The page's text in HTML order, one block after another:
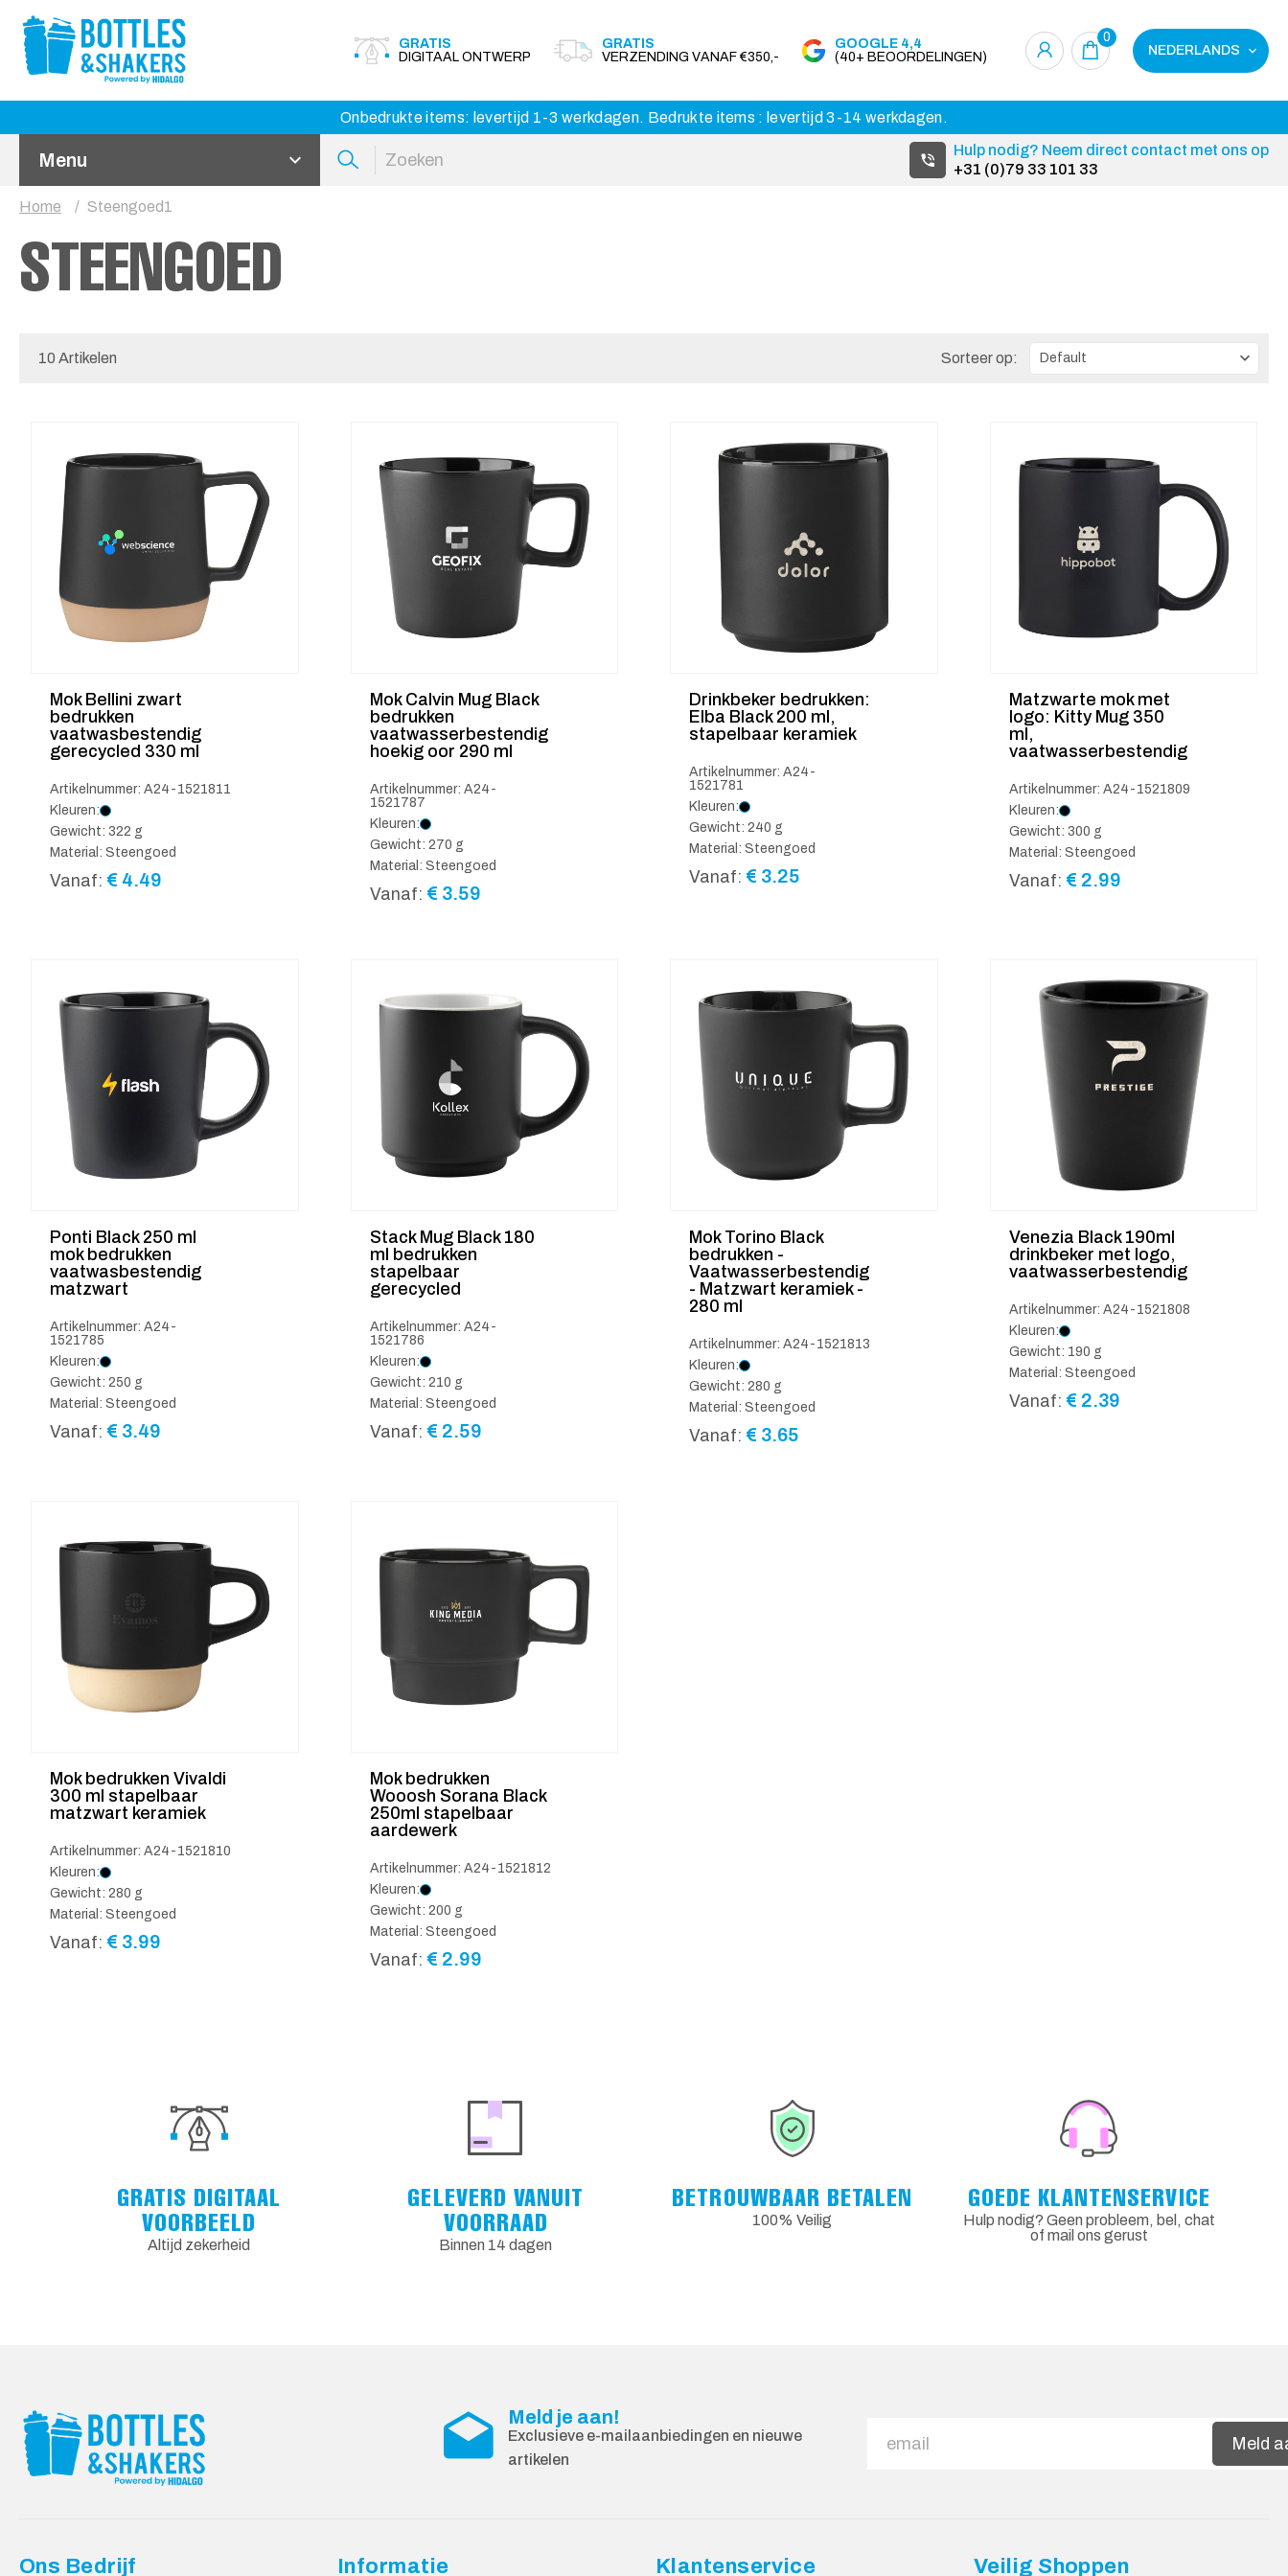
GRATIS
DIGITAAL ONTWERP
GRATIS
VERZENDING VANAF €350,-
GOOGLE 4,4
(40+ BEOORDELINGEN)
0
NEDERLANDS
Onbedrukte items: levertijd 1-3 werkdagen. Bedrukte items : levertijd 3-14 werkdagen.
Menu
Hulp nodig? Neem direct contact met ons op
+31 (0)79 33 101 33
Home Steengoed1
STEENGOED
10 Artikelen Sorteer op:
Mok Bellini zwart
bedrukken
vaatwasbestendig
gerecycled 330 ml
Artikelnummer: A24-1521811
Kleuren:
Gewicht: 322 g
Material: Steengoed
Vanaf: € 4.49
Mok Calvin Mug Black
bedrukken
vaatwasserbestendig
hoekig oor 290 ml
Artikelnummer: A24-
1521787
Kleuren:
Gewicht: 270 g
Material: Steengoed
Vanaf: € 3.59
Drinkbeker bedrukken:
Elba Black 200 ml,
stapelbaar keramiek
Artikelnummer: A24-
1521781
Kleuren:
Gewicht: 240 g
Material: Steengoed
Vanaf: € 3.25
Matzwarte mok met
logo: Kitty Mug 350
ml,
vaatwasserbestendig
Artikelnummer: A24-1521809
Kleuren:
Gewicht: 300 g
Material: Steengoed
Vanaf: € 2.99
Ponti Black 250 ml
mok bedrukken
vaatwasbestendig
matzwart
Artikelnummer: A24-
1521785
Kleuren:
Gewicht: 250 g
Material: Steengoed
Vanaf: € 3.49
Stack Mug Black 180
ml bedrukken
stapelbaar
gerecycled
Artikelnummer: A24-
1521786
Kleuren:
Gewicht: 210 g
Material: Steengoed
Vanaf: € 2.59
Mok Torino Black
bedrukken -
Vaatwasserbestendig
- Matzwart keramiek -
280 ml
Artikelnummer: A24-1521813
Kleuren:
Gewicht: 280 g
Material: Steengoed
Vanaf: € 3.65
Venezia Black 190ml
drinkbeker met logo,
vaatwasserbestendig
Artikelnummer: A24-1521808
Kleuren:
Gewicht: 190 g
Material: Steengoed
Vanaf: € 2.39
Mok bedrukken Vivaldi
300 ml stapelbaar
matzwart keramiek
Artikelnummer: A24-1521810
Kleuren:
Gewicht: 280 g
Material: Steengoed
Vanaf: € 3.99
Mok bedrukken
Wooosh Sorana Black
250ml stapelbaar
aardewerk
Artikelnummer: A24-1521812
Kleuren:
Gewicht: 200 g
Material: Steengoed
Vanaf: € 2.99
GRATIS DIGITAAL
VOORBEELD
Altijd zekerheid
GELEVERD VANUIT
VOORRAAD
Binnen 14 dagen
BETROUWBAAR BETALEN
100% Veilig
GOEDE KLANTENSERVICE
Hulp nodig? Geen probleem, bel, chat
of mail ons gerust
Meld je aan!
Exclusieve e-mailaanbiedingen en nieuwe
artikelen
Meld
Ons Bedrijf Informatie Klantenservice Veilig Shoppen